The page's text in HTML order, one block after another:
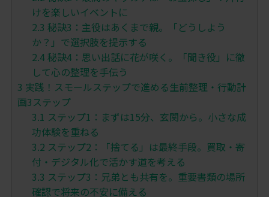
けを楽しいイベントに
2.3 秘訣3：主役はあくまで親。「どうしよう
か？」で選択肢を提示する
2.4秘訣4：思い出話に花が咲く。「聞き役」に徹
して心の整理を手伝う
3 実践！スモールステップで進める生前整理・行動計
画3ステップ
3.1 ステップ1：まずは15分、玄関から。小さな成
功体験を重ねる
3.2 ステップ2：「捨てる」は最終手段。買取・寄
付・デジタル化で活かす道を考える
3.3 ステップ3：兄弟とも共有を。重要書類の場所
確認で将来の不安に備える